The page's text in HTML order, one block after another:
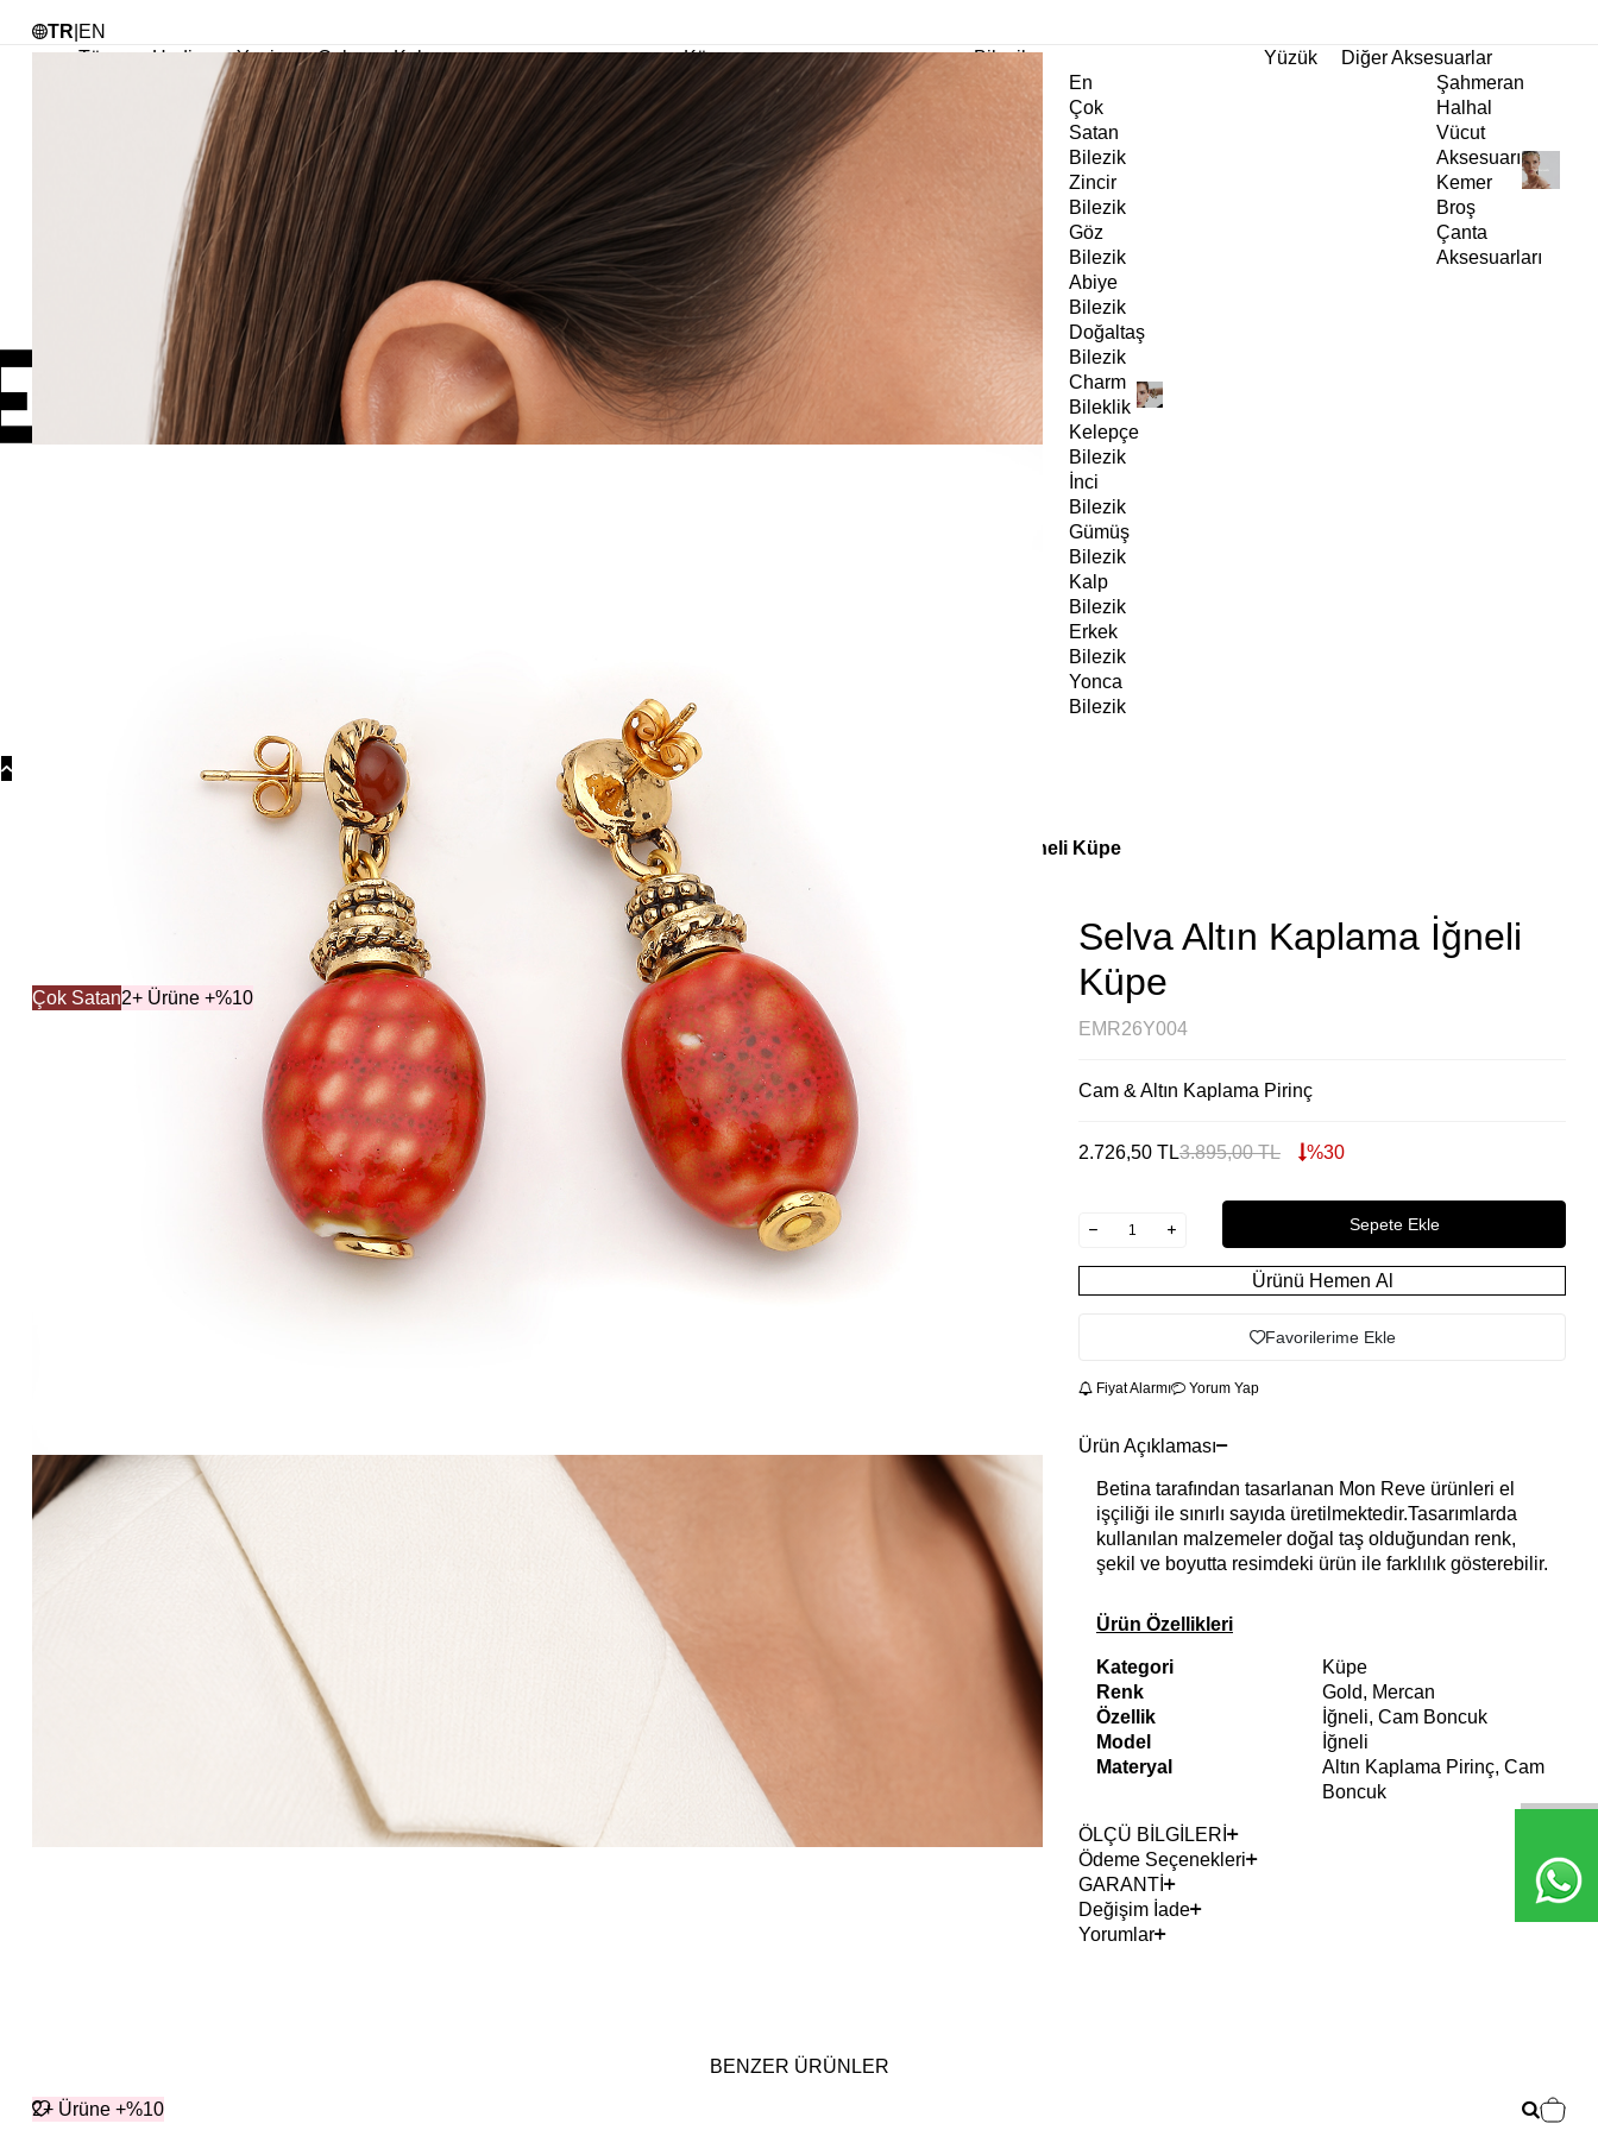
TR EN
Tüm
Hediye Yeni
Çok
Satanlar
Kolye
En
Çok
Satan
Kolye
Zincir
Kolye
Abiye
Kolye
Göz
Kolye
Charm
Kolye
Doğaltaş
Kolye
İnci
Küpe
En
Çok
Satan
Küpe
İnci
Küpe
Abiye
Küpe
Doğaltaş
Küpe
Kıkırdak
Küpe
Halka
Bilezik
En
Çok
Satan
Bilezik
Zincir
Bilezik
Göz
Bilezik
Abiye
Bilezik
Doğaltaş
Bilezik
Charm
Bileklik
Kelepçe
Bilezik
İnci
Bilezik
Gümüş
Bilezik
Kalp
Bilezik
Erkek
Bilezik
Yonca
Bilezik
Yüzük
Diğer Aksesuarlar
Şahmeran
Halhal
Vücut
Aksesuarı
Kemer
Broş
Çanta
Aksesuarları
Koleksiyonlar Koleksiyonlar Selva Altın Kaplama İğneli Küpe
Çok Satan2+ Ürüne +%10
Selva Altın Kaplama İğneli
Küpe
EMR26Y004
Cam & Altın Kaplama Pirinç
2.726,50 TL3.895,00TL %30
Sepete Ekle
Ürünü Hemen Al
Favorilerime Ekle
Fiyat Alarmı Yorum Yap
Ürün Açıklaması
Betina tarafından tasarlanan Mon Reve ürünleri el
işçiliği ile sınırlı sayıda üretilmektedir.Tasarımlarda
kullanılan malzemeler doğal taş olduğundan renk,
şekil ve boyutta resimdeki ürün ile farklılık gösterebilir.
Ürün Özellikleri
Kategori
Küpe
Renk
Gold, Mercan
Özellik
İğneli, Cam Boncuk
Model
İğneli
Materyal
Altın Kaplama Pirinç, Cam
Boncuk
ÖLÇÜ BİLGİLERİ
Ödeme Seçenekleri
GARANTİ
Değişim İade
Yorumlar
BENZER ÜRÜNLER
2+ Ürüne +%10